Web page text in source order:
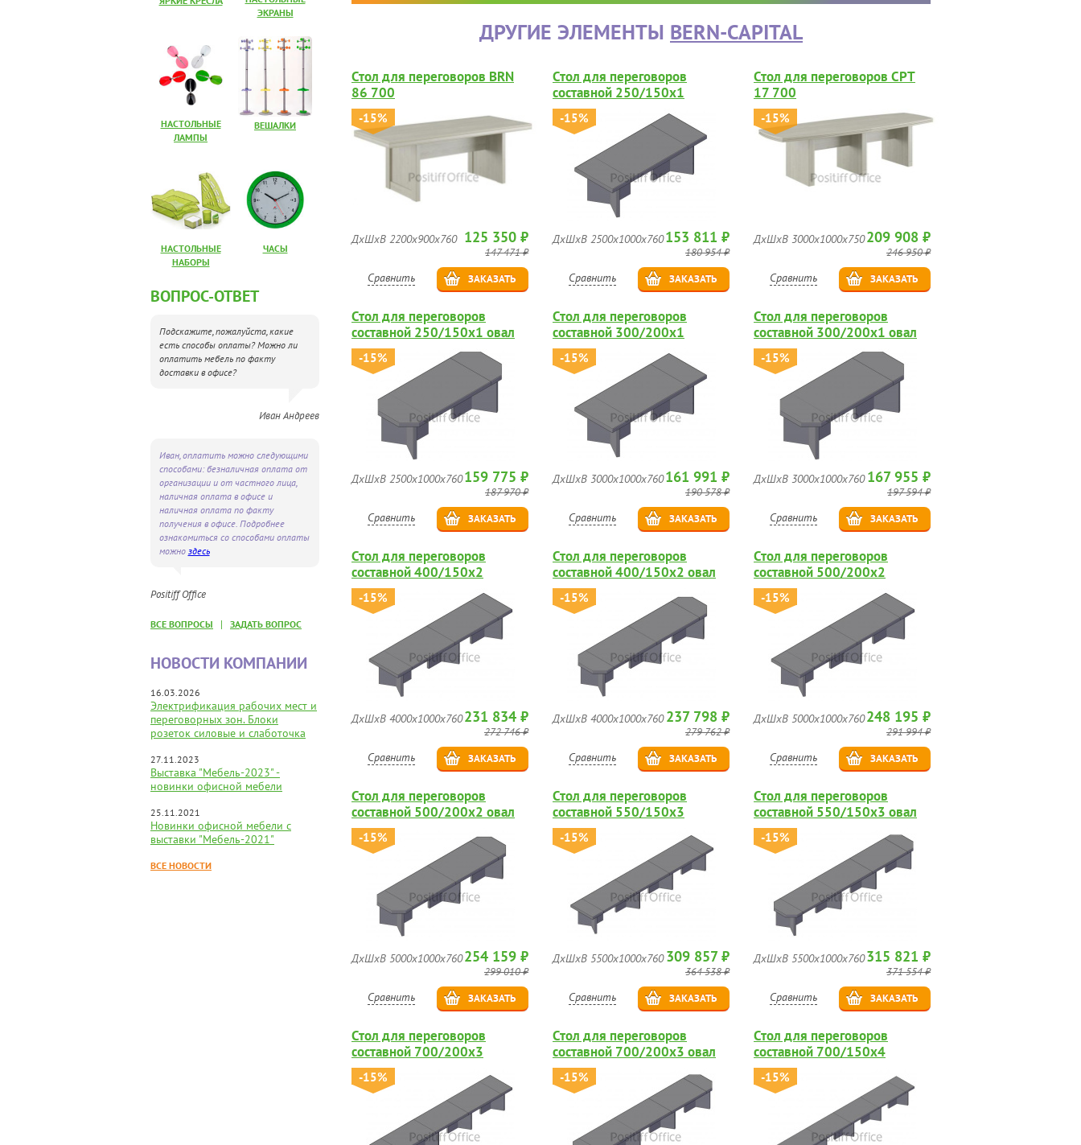
ЭКРАНЫ
НАСТОЛЬНЫЕ
ЛАМПЫ
ВЕШАЛКИ
НАСТОЛЬНЫЕ
НАБОРЫ
ЧАСЫ
ВОПРОС-ОТВЕТ
Подскажите, пожалуйста, какие
есть способы оплаты? Можно ли
оплатить мебель по факту
доставки в офисе?
Иван Андреев
Иван, оплатить можно следующими
способами: безналичная оплата от
организации и от частного лица,
наличная оплата в офисе и
наличная оплата по факту
получения в офисе. Подробнее
ознакомиться со способами оплаты
можно здесь
Positiff Office
ВСЕ ВОПРОСЫ | ЗАДАТЬ ВОПРОС
НОВОСТИ КОМПАНИИ
16.03.2026
Электрификация рабочих мест и
переговорных зон. Блоки
розеток силовые и слаботочка
27.11.2023
Выставка "Мебель-2023" -
новинки офисной мебели
25.11.2021
Новинки офисной мебели с
выставки "Мебель-2021"
ВСЕ НОВОСТИ
ДРУГИЕ ЭЛЕМЕНТЫ BERN-CAPITAL
Стол для переговоров BRN
86 700
-15%
ДхШхВ 2200х900х760 125 350 ₽
147 471 ₽
Сравнить ЗАКАЗАТЬ
Стол для переговоров
составной 250/150х1
-15%
ДхШхВ 2500х1000х760153 811 ₽
180 954 ₽
Сравнить ЗАКАЗАТЬ
Стол для переговоров CPT
17 700
-15%
ДхШхВ 3000х1000х750209 908 ₽
246 950 ₽
Сравнить ЗАКАЗАТЬ
Стол для переговоров
составной 250/150х1 овал
-15%
ДхШхВ 2500х1000х760159 775 ₽
187 970 ₽
Сравнить ЗАКАЗАТЬ
Стол для переговоров
составной 300/200х1
-15%
ДхШхВ 3000х1000х760161 991 ₽
190 578 ₽
Сравнить ЗАКАЗАТЬ
Стол для переговоров
составной 300/200х1 овал
-15%
ДхШхВ 3000х1000х760 167 955 ₽
197 594 ₽
Сравнить ЗАКАЗАТЬ
Стол для переговоров
составной 400/150х2
-15%
ДхШхВ 4000х1000х760231 834 ₽
272 746 ₽
Сравнить ЗАКАЗАТЬ
Стол для переговоров
составной 400/150х2 овал
-15%
ДхШхВ 4000х1000х760 237 798 ₽
279 762 ₽
Сравнить ЗАКАЗАТЬ
Стол для переговоров
составной 500/200х2
-15%
ДхШхВ 5000х1000х760248 195 ₽
291 994 ₽
Сравнить ЗАКАЗАТЬ
Стол для переговоров
составной 500/200х2 овал
-15%
ДхШхВ 5000х1000х760254 159 ₽
299 010 ₽
Сравнить ЗАКАЗАТЬ
Стол для переговоров
составной 550/150х3
-15%
ДхШхВ 5500х1000х760 309 857 ₽
364 538 ₽
Сравнить ЗАКАЗАТЬ
Стол для переговоров
составной 550/150х3 овал
-15%
ДхШхВ 5500х1000х760315 821 ₽
371 554 ₽
Сравнить ЗАКАЗАТЬ
Стол для переговоров
составной 700/200х3
-15%
Стол для переговоров
составной 700/200х3 овал
-15%
Стол для переговоров
составной 700/150х4
-15%